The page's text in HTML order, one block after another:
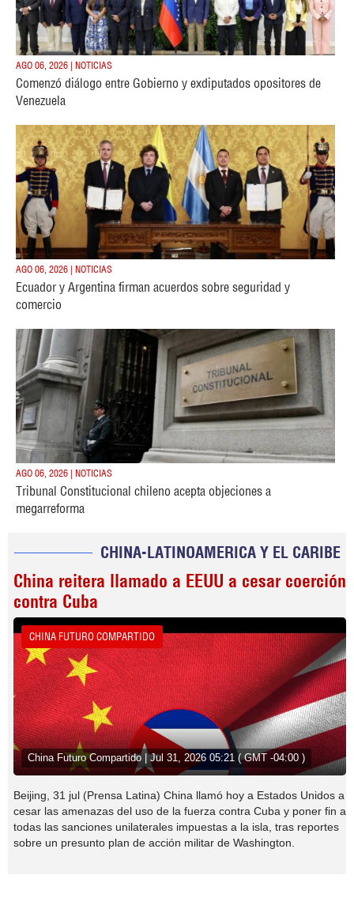
AGO 06, 2026 | NOTICIAS
Comenzó diálogo entre Gobierno y exdiputados opositores de
Venezuela
AGO 06, 2026 | NOTICIAS
Ecuador y Argentina firman acuerdos sobre seguridad y
comercio
AGO 06, 2026 | NOTICIAS
Tribunal Constitucional chileno acepta objeciones a
megarreforma
CHINA-LATINOAMERICA Y EL CARIBE
China reitera llamado a EEUU a cesar coerción
contra Cuba
CHINA FUTURO COMPARTIDO
China Futuro Compartido | Jul 31, 2026 05:21 ( GMT -04:00 )
Beijing, 31 jul (Prensa Latina) China llamó hoy a Estados Unidos a
cesar las amenazas del uso de la fuerza contra Cuba y poner fin a
todas las sanciones unilaterales impuestas a la isla, tras reportes
sobre un presunto plan de acción militar de Washington.